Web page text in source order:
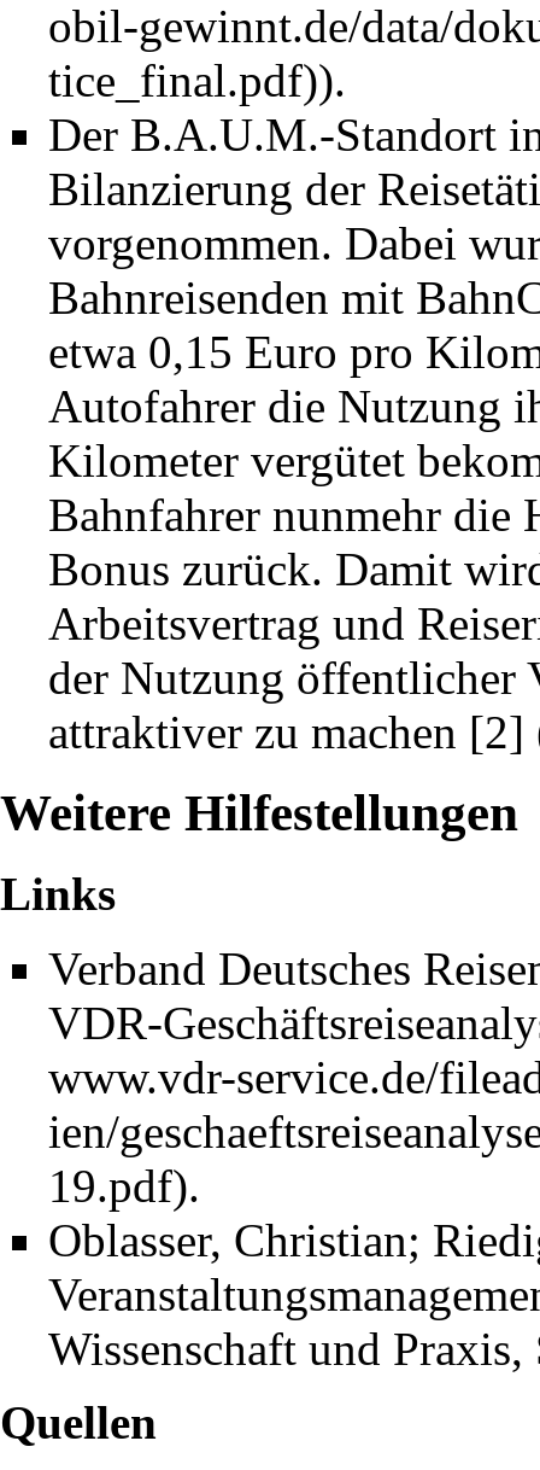
).
Der B.A.U.M.-Standort
Bilanzierung der
vorgenommen. Dabei
Bahnreisenden mit
etwa 0,15 Euro pro
Autofahrer die Nutzung
Kilometer vergütet
Bahnfahrer nunmehr die
Bonus zurück. Damit
Arbeitsvertrag und
der Nutzung öffentlicher
attraktiver zu machen [2]
Weitere Hilfestellungen
Links
Verband Deutsches
VDR-
.
Oblasser, Christian;
Wissenschaft und Praxis,
Quellen